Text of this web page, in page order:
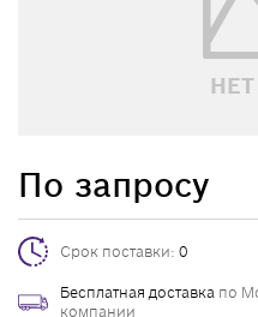
По запросу
Срок поставки: 0
Бесплатная доставка по
компании